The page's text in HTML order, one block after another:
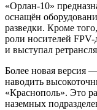
«Орлан-10»
оснащён
разведки. Кроме
роли носителей
и выступал
Более новая версия
наводить
«Краснополь». Это
наземных